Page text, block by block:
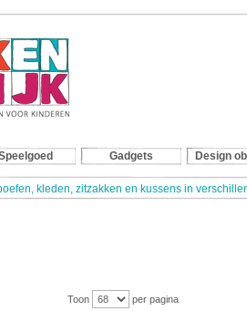
Gadgets Design
kleden, zitzakken en kussens in
Toon per pagina